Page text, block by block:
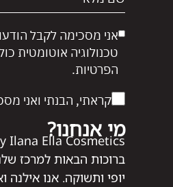
אני מסכימה לקבל
טכנולוגיה אוטומטית
הפרטיות.
קראתי, הבנתי ואני
מי אנחנו?
Ilana Ella Cosmetics
ברוכות הבאות למרכז
יופי ותשוקה. אנו אילנה